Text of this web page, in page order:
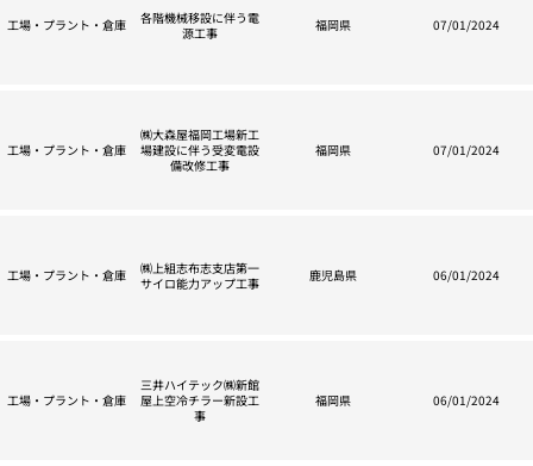
工場・プラント・倉庫
各階機械移設に伴う電
源工事
福岡県 07/01/2024
工場・プラント・倉庫
㈱大森屋福岡工場新工
場建設に伴う受変電設
備改修工事
福岡県 07/01/2024
工場・プラント・倉庫
㈱上組志布志支店第一
サイロ能力アップ工事
鹿児島県 06/01/2024
工場・プラント・倉庫
三井ハイテック㈱新館
屋上空冷チラー新設工
事
福岡県 06/01/2024